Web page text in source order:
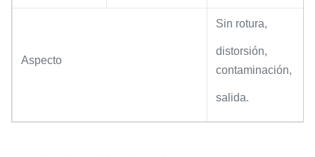
Aspecto
Sin rotura,
distorsión,
contaminación,
salida.